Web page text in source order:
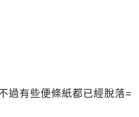
過有些便條紙都已經脫落=